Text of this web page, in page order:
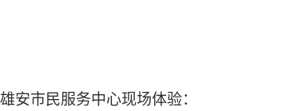
安市民服务中心现场体验：